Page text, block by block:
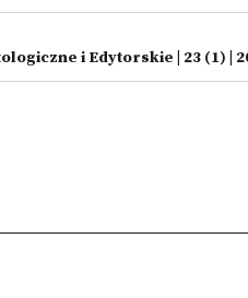
i Edytorskie | 23 (1) |